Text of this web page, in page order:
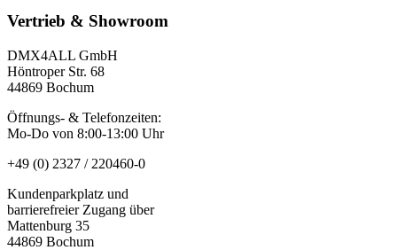
Vertrieb & Showroom
DMX4ALL GmbH
Höntroper Str. 68
44869 Bochum
Öffnungs- & Telefonzeiten:
Mo-Do von 8:00-13:00 Uhr
+49 (0) 2327 / 220460-0
Kundenparkplatz und
barrierefreier Zugang über
Mattenburg 35
44869 Bochum